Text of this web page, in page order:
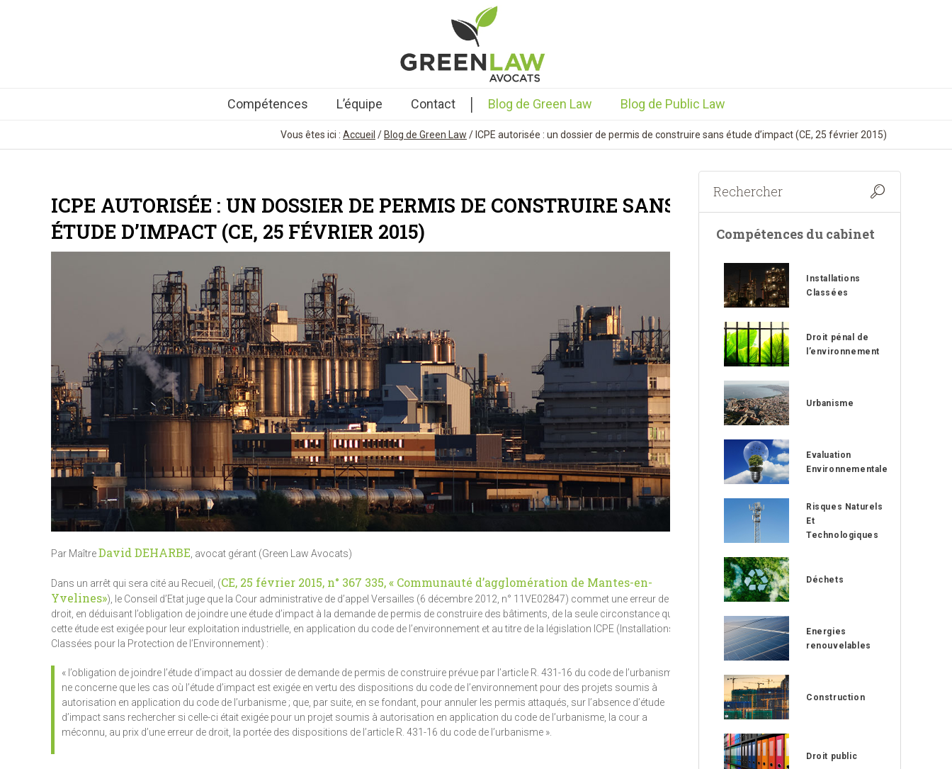
Compétences L’équipe Contact | Blog de Green Law Blog de Public Law
Vous êtes ici : Accueil / Blog de Green Law / ICPE autorisée : un dossier de permis de construire sans étude d’impact (CE, 25 février 2015)
ICPE AUTORISÉE : UN DOSSIER DE PERMIS DE CONSTRUIRE SANS
ÉTUDE D’IMPACT (CE, 25 FÉVRIER 2015)
Par MaîtreDavid DEHARBE , avocat gérant (Green Law Avocats)
Dans un arrêt qui sera cité au Recueil, (CE, 25 février 2015, n° 367 335, « Communauté d’agglomération de Mantes-en-
Yvelines»), le Conseil d’Etat juge que la Cour administrative de d’appel Versailles (6 décembre 2012, n° 11VE02847) commet une erreur de
droit, en déduisant l’obligation de joindre une étude d’impact à la demande de permis de construire des bâtiments, de la seule circonstance que
cette étude est exigée pour leur exploitation industrielle, en application du code de l’environnement et au titre de la législation ICPE (Installations
Classées pour la Protection de l’Environnement) :
« l’obligation de joindre l’étude d’impact au dossier de demande de permis de construire prévue par l’article R. 431-16 du code de l’urbanisme
ne concerne que les cas où l’étude d’impact est exigée en vertu des dispositions du code de l’environnement pour des projets soumis à
autorisation en application du code de l’urbanisme ; que, par suite, en se fondant, pour annuler les permis attaqués, sur l’absence d’étude
d’impact sans rechercher si celle-ci était exigée pour un projet soumis à autorisation en application du code de l’urbanisme, la cour a
méconnu, au prix d’une erreur de droit, la portée des dispositions de l’article R. 431-16 du code de l’urbanisme ».
Compétences du cabinet
Installations
Classées
Droit pénal de
l’environnement
Urbanisme
Evaluation
Environnementale
Risques Naturels
Et
Technologiques
Déchets
Energies
renouvelables
Construction
Droit public